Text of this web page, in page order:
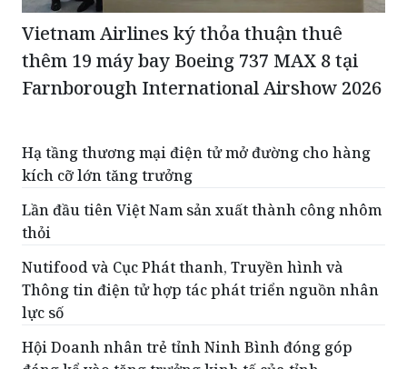
thêm 19 máy bay Boeing 737 MAX 8 tại
Farnborough International Airshow 2026
Hạ tầng thương mại điện tử mở đường cho hàng
Lần đầu tiên Việt Nam sản xuất thành công nhôm
thỏi
Nutifood và Cục Phát thanh, Truyền hình và
Thông tin điện tử hợp tác phát triển nguồn nhân
lực số
Hội Doanh nhân trẻ tỉnh Ninh Bình đóng góp
đáng kể vào tăng trưởng kinh tế của tỉnh
Tập đoàn C.P. tiếp tục mở rộng đầu tư tại Việt